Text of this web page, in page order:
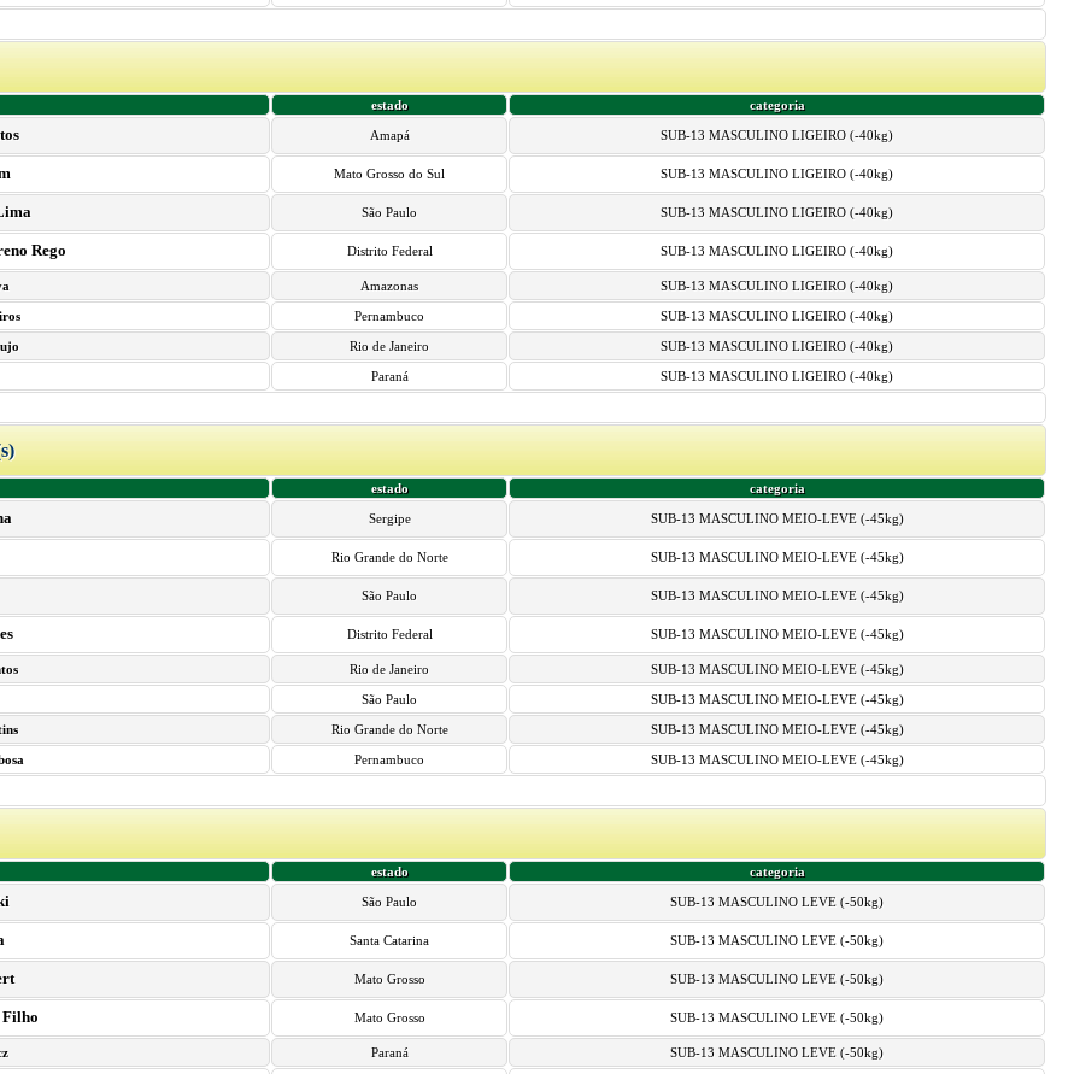
estado categoria
Amapá SUB-13 MASCULINO LIGEIRO (-40kg)
Mato Grosso do Sul SUB-13 MASCULINO LIGEIRO (-40kg)
São Paulo SUB-13 MASCULINO LIGEIRO (-40kg)
Rego Distrito Federal SUB-13 MASCULINO LIGEIRO (-40kg)
Amazonas SUB-13 MASCULINO LIGEIRO (-40kg)
Pernambuco SUB-13 MASCULINO LIGEIRO (-40kg)
Rio de Janeiro SUB-13 MASCULINO LIGEIRO (-40kg)
Paraná SUB-13 MASCULINO LIGEIRO (-40kg)
estado categoria
Sergipe SUB-13 MASCULINO MEIO-LEVE (-45kg)
Rio Grande do Norte SUB-13 MASCULINO MEIO-LEVE (-45kg)
São Paulo SUB-13 MASCULINO MEIO-LEVE (-45kg)
Distrito Federal SUB-13 MASCULINO MEIO-LEVE (-45kg)
Rio de Janeiro SUB-13 MASCULINO MEIO-LEVE (-45kg)
São Paulo SUB-13 MASCULINO MEIO-LEVE (-45kg)
Rio Grande do Norte SUB-13 MASCULINO MEIO-LEVE (-45kg)
Pernambuco SUB-13 MASCULINO MEIO-LEVE (-45kg)
estado categoria
São Paulo SUB-13 MASCULINO LEVE (-50kg)
Santa Catarina SUB-13 MASCULINO LEVE (-50kg)
Mato Grosso SUB-13 MASCULINO LEVE (-50kg)
Mato Grosso SUB-13 MASCULINO LEVE (-50kg)
Paraná SUB-13 MASCULINO LEVE (-50kg)